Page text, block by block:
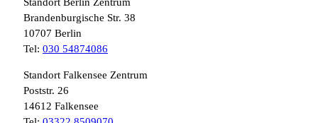
Standort Berlin Zentrum
Brandenburgische Str. 38
10707 Berlin
Tel: 030 54874086
Standort Falkensee Zentrum
Poststr. 26
14612 Falkensee